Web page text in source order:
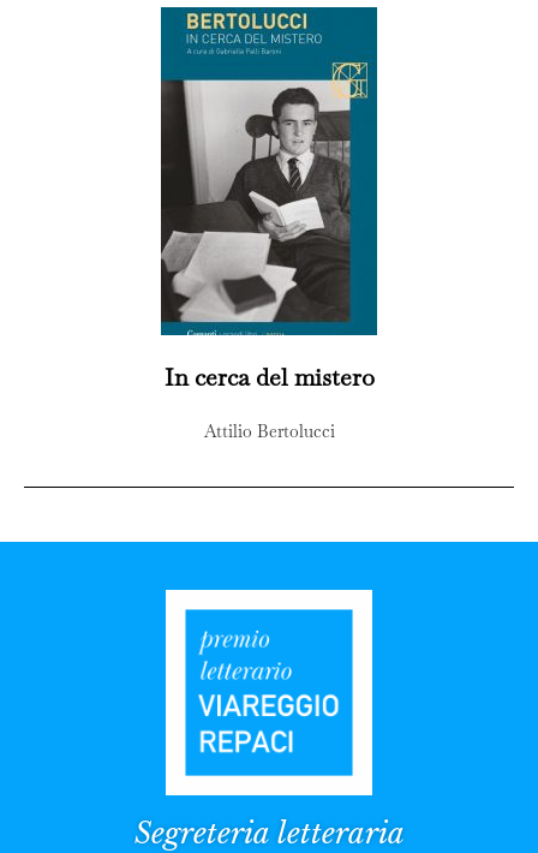
In cerca del mistero
Attilio Bertolucci
Segreteria letteraria